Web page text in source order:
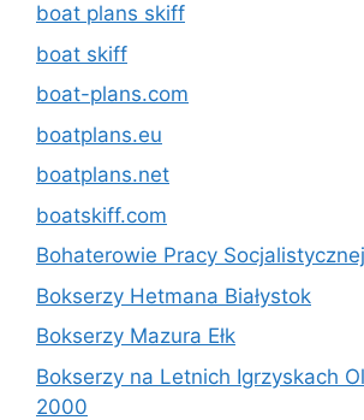
boat plans skiff
boat skiff
boat-plans.com
boatplans.eu
boatplans.net
boatskiff.com
Bohaterowie Pracy Socjalistycznej
Bokserzy Hetmana Białystok
Bokserzy Mazura Ełk
Bokserzy na Letnich Igrzyskach
2000